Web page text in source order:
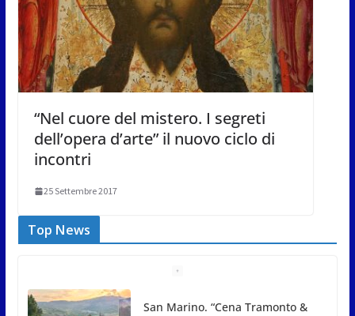
“Nel cuore del mistero. I segreti
dell’opera d’arte” il nuovo ciclo di
incontri
25 Settembre 2017
Top News
Gli atleti della Federazione Judo